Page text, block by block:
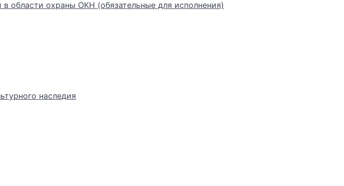
области охраны ОКН (обязательные для исполнения)
наследия